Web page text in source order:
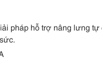
pháp hỗ trợ nâng lưng